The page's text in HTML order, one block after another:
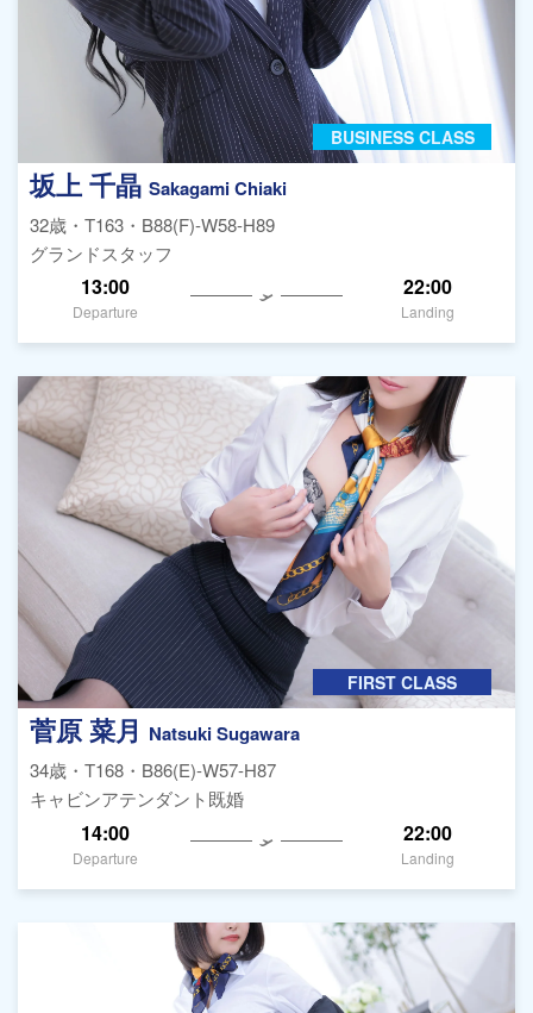
BUSINESS CLASS
坂上 千晶 Sakagami Chiaki
32歳・T163・B88(F)-W58-H89
グランドスタッフ
13:00
Departure
22:00
Landing
FIRST CLASS
菅原 菜月 Natsuki Sugawara
34歳・T168・B86(E)-W57-H87
キャビンアテンダント既婚
14:00
Departure
22:00
Landing